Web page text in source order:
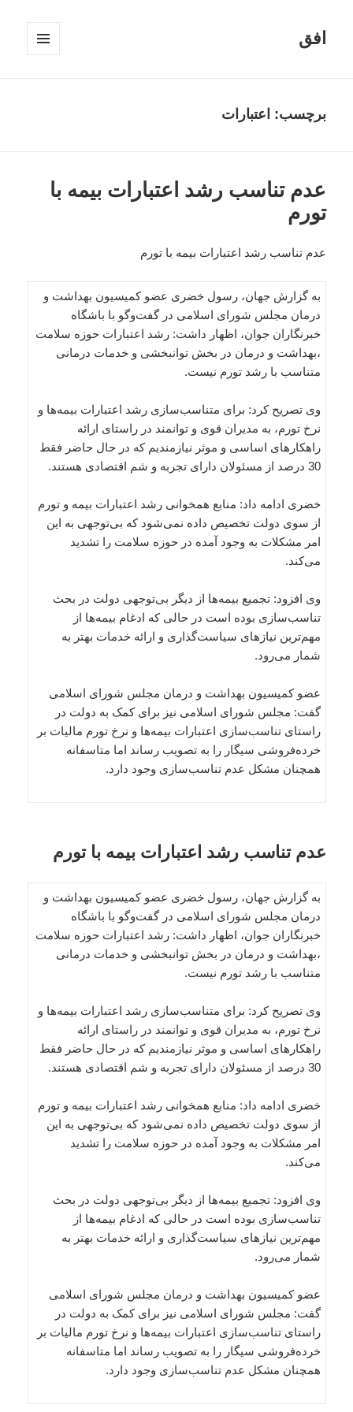
افق
برچسب: اعتبارات
عدم تناسب رشد اعتبارات بیمه‌ با
تورم
عدم تناسب رشد اعتبارات بیمه‌ با تورم
به گزارش جهان، رسول خضری عضو کمیسیون بهداشت و
درمان مجلس شورای اسلامی در گفت‌وگو با باشگاه
خبرنگاران جوان، اظهار داشت: رشد اعتبارات حوزه سلامت
،بهداشت و درمان در بخش توانبخشی و خدمات درمانی
متناسب با رشد تورم نیست.
وی تصریح کرد: برای متناسب‌سازی رشد اعتبارات بیمه‌ها و
نرخ تورم، به مدیران قوی و توانمند در راستای ارائه
راهکارهای اساسی و موثر نیازمندیم که در حال حاضر فقط
30 درصد از مسئولان دارای تجربه و شم اقتصادی هستند.
خضری ادامه داد: منابع همخوانی رشد اعتبارات بیمه و تورم
از سوی دولت تخصیص داده نمی‌شود که بی‌توجهی به این
امر مشکلات به وجود آمده در حوزه سلامت را تشدید
می‌کند.
وی افزود: تجمیع بیمه‌ها از دیگر بی‌توجهی‌ دولت در بحث
تناسب‌سازی بوده است در حالی که ادغام بیمه‌ها از
مهم‌ترین نیازهای سیاست‌گذاری و ارائه خدمات بهتر به
شمار می‌رود.
عضو کمیسیون بهداشت و درمان مجلس شورای اسلامی
گفت: مجلس شورای اسلامی نیز برای کمک به دولت در
راستای تناسب‌سازی اعتبارات بیمه‌ها و نرخ تورم مالیات بر
خرده‌فروشی سیگار را به تصویب رساند اما متاسفانه
همچنان مشکل عدم تناسب‌سازی وجود دارد.
عدم تناسب رشد اعتبارات بیمه‌ با تورم
به گزارش جهان، رسول خضری عضو کمیسیون بهداشت و
درمان مجلس شورای اسلامی در گفت‌وگو با باشگاه
خبرنگاران جوان، اظهار داشت: رشد اعتبارات حوزه سلامت
،بهداشت و درمان در بخش توانبخشی و خدمات درمانی
متناسب با رشد تورم نیست.
وی تصریح کرد: برای متناسب‌سازی رشد اعتبارات بیمه‌ها و
نرخ تورم، به مدیران قوی و توانمند در راستای ارائه
راهکارهای اساسی و موثر نیازمندیم که در حال حاضر فقط
30 درصد از مسئولان دارای تجربه و شم اقتصادی هستند.
خضری ادامه داد: منابع همخوانی رشد اعتبارات بیمه و تورم
از سوی دولت تخصیص داده نمی‌شود که بی‌توجهی به این
امر مشکلات به وجود آمده در حوزه سلامت را تشدید
می‌کند.
وی افزود: تجمیع بیمه‌ها از دیگر بی‌توجهی‌ دولت در بحث
تناسب‌سازی بوده است در حالی که ادغام بیمه‌ها از
مهم‌ترین نیازهای سیاست‌گذاری و ارائه خدمات بهتر به
شمار می‌رود.
عضو کمیسیون بهداشت و درمان مجلس شورای اسلامی
گفت: مجلس شورای اسلامی نیز برای کمک به دولت در
راستای تناسب‌سازی اعتبارات بیمه‌ها و نرخ تورم مالیات بر
خرده‌فروشی سیگار را به تصویب رساند اما متاسفانه
همچنان مشکل عدم تناسب‌سازی وجود دارد.